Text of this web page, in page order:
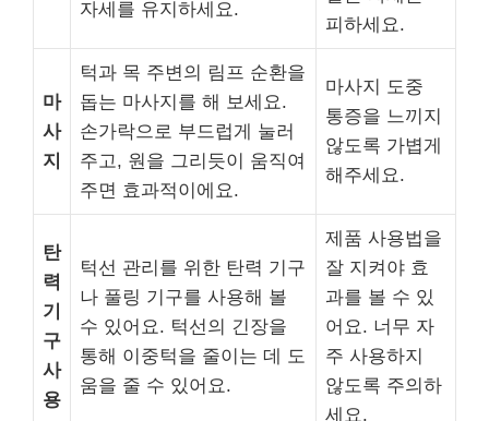
자세를 유지하세요.
피하세요.
마
사
지
턱과 목 주변의 림프 순환을
돕는 마사지를 해 보세요.
손가락으로 부드럽게 눌러
주고, 원을 그리듯이 움직여
주면 효과적이에요.
마사지 도중
통증을 느끼지
않도록 가볍게
해주세요.
탄
력
기
구
사
용
턱선 관리를 위한 탄력 기구
나 풀링 기구를 사용해 볼
수 있어요. 턱선의 긴장을
통해 이중턱을 줄이는 데 도
움을 줄 수 있어요.
제품 사용법을
잘 지켜야 효
과를 볼 수 있
어요. 너무 자
주 사용하지
않도록 주의하
세요.